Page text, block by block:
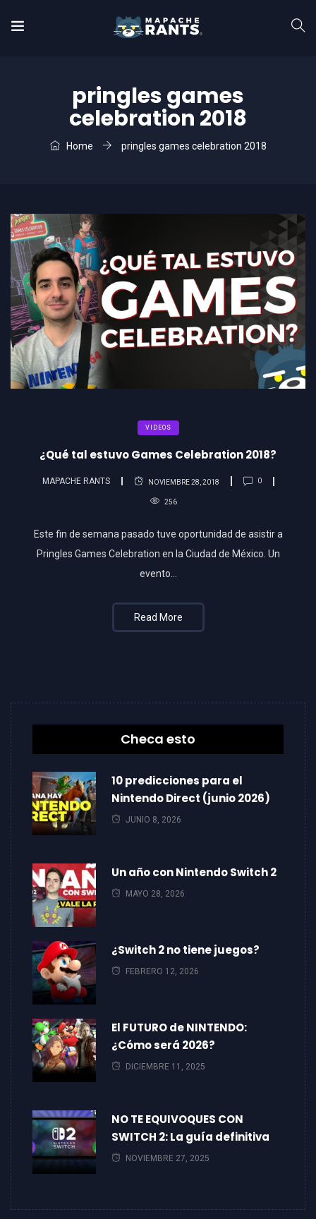
pringles games
celebration 2018
Home pringles games celebration 2018
VIDEOS
¿Qué tal estuvo Games Celebration 2018?
MAPACHE RANTS NOVIEMBRE 28, 2018 0
256
Este fin de semana pasado tuve oportunidad de asistir a
Pringles Games Celebration en la Ciudad de México. Un
evento…
Read More
Checa esto
10 predicciones para el
Nintendo Direct (junio 2026)
JUNIO 8, 2026
Un año con Nintendo Switch 2
MAYO 28, 2026
¿Switch 2 no tiene juegos?
FEBRERO 12, 2026
El FUTURO de NINTENDO:
¿Cómo será 2026?
DICIEMBRE 11, 2025
NO TE EQUIVOQUES CON
SWITCH 2: La guía definitiva
NOVIEMBRE 27, 2025